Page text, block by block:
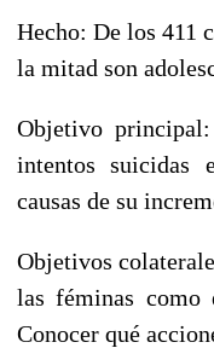
Hecho: De los 411
la mitad son
Objetivo
intentos suicidas
causas de su
Objetivos
las féminas como
Conocer qué